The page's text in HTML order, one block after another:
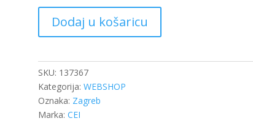
MJENJAČA
DB
količina
Dodaj u košaricu
SKU: 137367
Kategorija:WEBSHOP
Oznaka: Zagreb
Marka:CEI